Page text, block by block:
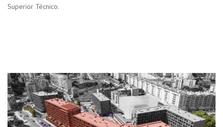
Superior Técnico.